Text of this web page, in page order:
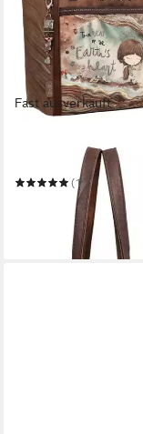
Fast ausverkauft
Shopper Shopping Bag
(1)
UVP 103,95 €
in 3-4 Werktagen bei dir